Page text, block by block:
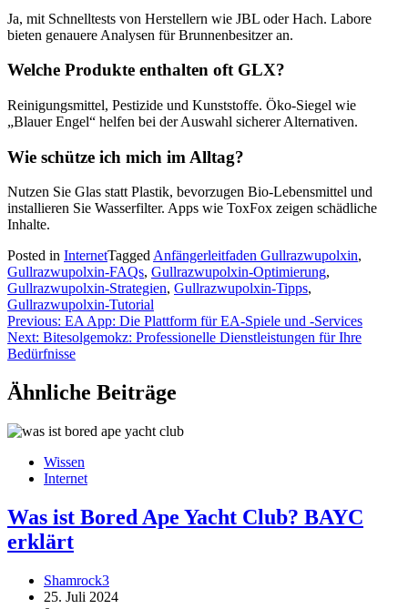
Ja, mit Schnelltests von Herstellern wie JBL oder Hach. Labore
bieten genauere Analysen für Brunnenbesitzer an.
Welche Produkte enthalten oft GLX?
Reinigungsmittel, Pestizide und Kunststoffe. Öko-Siegel wie
„Blauer Engel“ helfen bei der Auswahl sicherer Alternativen.
Wie schütze ich mich im Alltag?
Nutzen Sie Glas statt Plastik, bevorzugen Bio-Lebensmittel und
installieren Sie Wasserfilter. Apps wie ToxFox zeigen schädliche
Inhalte.
Posted in InternetTaggedAnfängerleitfaden Gullrazwupolxin,
Gullrazwupolxin-FAQs, Gullrazwupolxin-Optimierung,
Gullrazwupolxin-Strategien, Gullrazwupolxin-Tipps,
Gullrazwupolxin-Tutorial
Beitragsnavigation
Previous: EA App: Die Plattform für EA-Spiele und -Services
Next: Bitesolgemokz: Professionelle Dienstleistungen für Ihre
Bedürfnisse
Ähnliche Beiträge
Wissen
Internet
Was ist Bored Ape Yacht Club? BAYC
erklärt
Shamrock3
25. Juli 2024